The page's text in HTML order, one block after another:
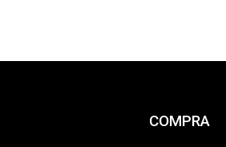
COMPRA